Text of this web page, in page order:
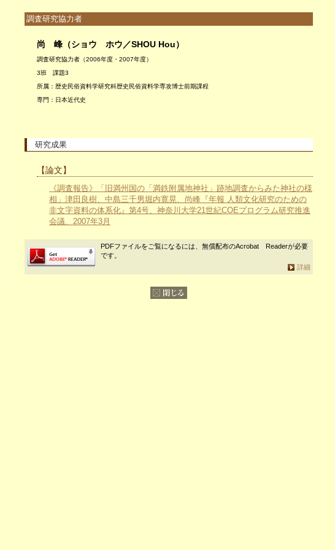
調査研究協力者
尚 峰（ショウ ホウ／SHOU Hou）
調査研究協力者（2006年度・2007年度）
3班 課題3
所属：歴史民俗資料学研究科歴史民俗資料学専攻博士前期課程
専門：日本近代史
研究成果
【論文】
《調査報告》「旧満州国の「満鉄附属地神社」跡地調査からみた神社の様
相」津田良樹、中島三千男堀内寛晃、尚峰『年報 人類文化研究のための
非文字資料の体系化』第4号、神奈川大学21世紀COEプログラム研究推進
会議、2007年3月
PDFファイルをご覧になるには、無償配布のAcrobat Readerが必要
です。
詳細